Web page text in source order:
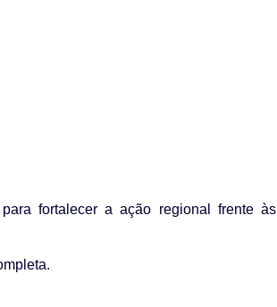
fortalecer a ação regional frente às